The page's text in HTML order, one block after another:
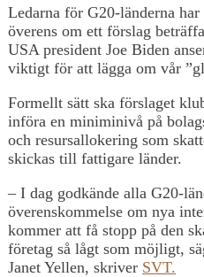
Ledarna för G20-länderna
överens om ett förslag
USA president Joe Biden
viktigt för att lägga om vår
Formellt sätt ska förslaget
införa en miniminivå på
och resursallokering som
skickas till fattigare länder.
– I dag godkände alla G20-
överenskommelse om nya
kommer att få stopp på den
företag så lågt som möjligt,
Janet Yellen, skriver SVT.